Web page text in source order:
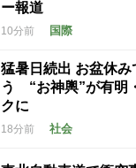
ー報道
10分前 国際
猛暑日続出 お盆休み
う “お神輿”が有明
クに
18分前 社会